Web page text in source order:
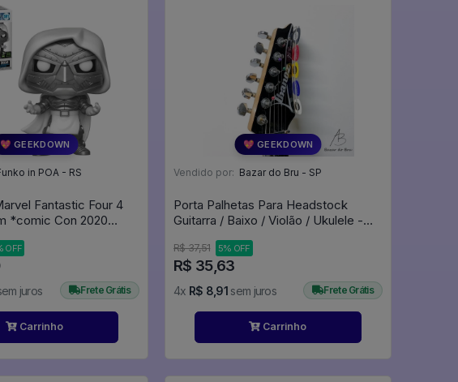
💖 GEEKDOWN
in POA - RS
Fantastic Four 4
*comic Con 2020
OFF
juros Frete Grátis
Carrinho
💖 GEEKDOWN
Vendido por: Bazar do Bru - SP
Porta Palhetas Para Headstock
Guitarra / Baixo / Violão / Ukulele -
R$ 37,51 5% OFF
R$ 35,63
4x R$ 8,91 sem juros Frete Grátis
Carrinho